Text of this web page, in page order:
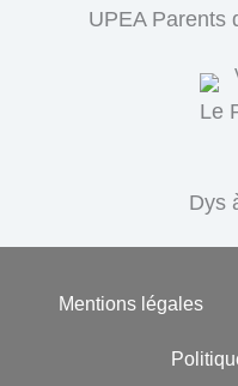
UPEA Parents
Le
Dys
Mentions légales